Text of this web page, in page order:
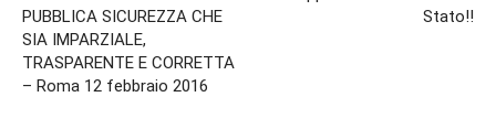
PUBBLICA SICUREZZA CHE
SIA IMPARZIALE,
TRASPARENTE E CORRETTA
– Roma 12 febbraio 2016
Stato!!